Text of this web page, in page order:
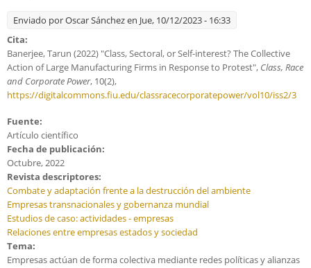
Enviado porOscar Sánchezen Jue, 10/12/2023 - 16:33
Cita:
Banerjee, Tarun (2022) "Class, Sectoral, or Self-interest? The Collective
Action of Large Manufacturing Firms in Response to Protest", Class, Race
and Corporate Power, 10(2),
https://digitalcommons.fiu.edu/classracecorporatepower/vol10/iss2/3
Fuente:
Artículo científico
Fecha de publicación:
Octubre, 2022
Revista descriptores:
Combate y adaptación frente a la destrucción del ambiente
Empresas transnacionales y gobernanza mundial
Estudios de caso: actividades - empresas
Relaciones entre empresas estados y sociedad
Tema:
Empresas actúan de forma colectiva mediante redes políticas y alianzas